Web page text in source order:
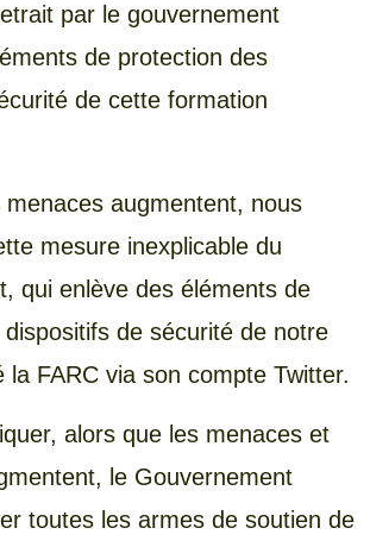
par le gouvernement
de protection des
de cette formation
menaces augmentent, nous
mesure inexplicable du
qui enlève des éléments de
de sécurité de notre
la FARC via son compte Twitter.
alors que les menaces et
le Gouvernement
toutes les armes de soutien de